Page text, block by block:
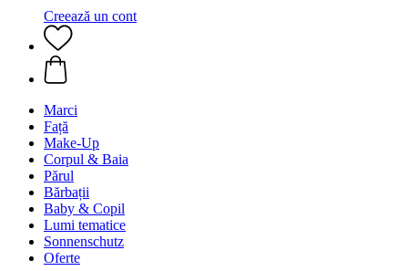
Creează un cont
Marci
Față
Make-Up
Corpul & Baia
Părul
Bărbații
Baby & Copil
Lumi tematice
Sonnenschutz
Oferte